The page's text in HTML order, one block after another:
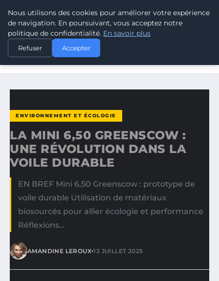
CLIMATE GUARDIAN
ACCUEIL
ENVIRONNEMENT ET ÉCOLOGIE
LA MINI 6,50 GREENSCOW : UNE RÉVOLUTION DANS LA
ENVIRONNEMENT ET ÉCOLOGIE
LA MINI 6,50 GREENSCOW :
UNE RÉVOLUTION DANS LA
VOILE DURABLE
EN BREF Mini 6,50 Greenscow : prototype de
voile durable Utilisation de matériaux
biosourcés pour allier écologie et performance
Réflexions…
AMANDINE LEROUX•13 JUILLET 2025
Nous utilisons des cookies pour améliorer votre expérience
de navigation. En poursuivant, vous acceptez notre
politique de confidentialité. En savoir plus
Refuser Accepter